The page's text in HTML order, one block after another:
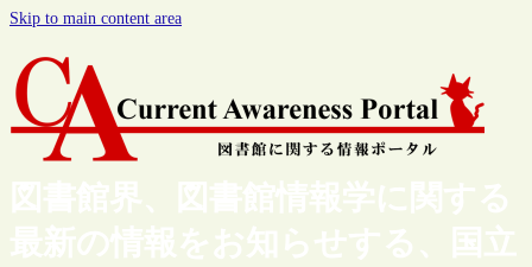
Skip to main content area
図書館界、図書館情報学に関する
最新の情報をお知らせする、国立